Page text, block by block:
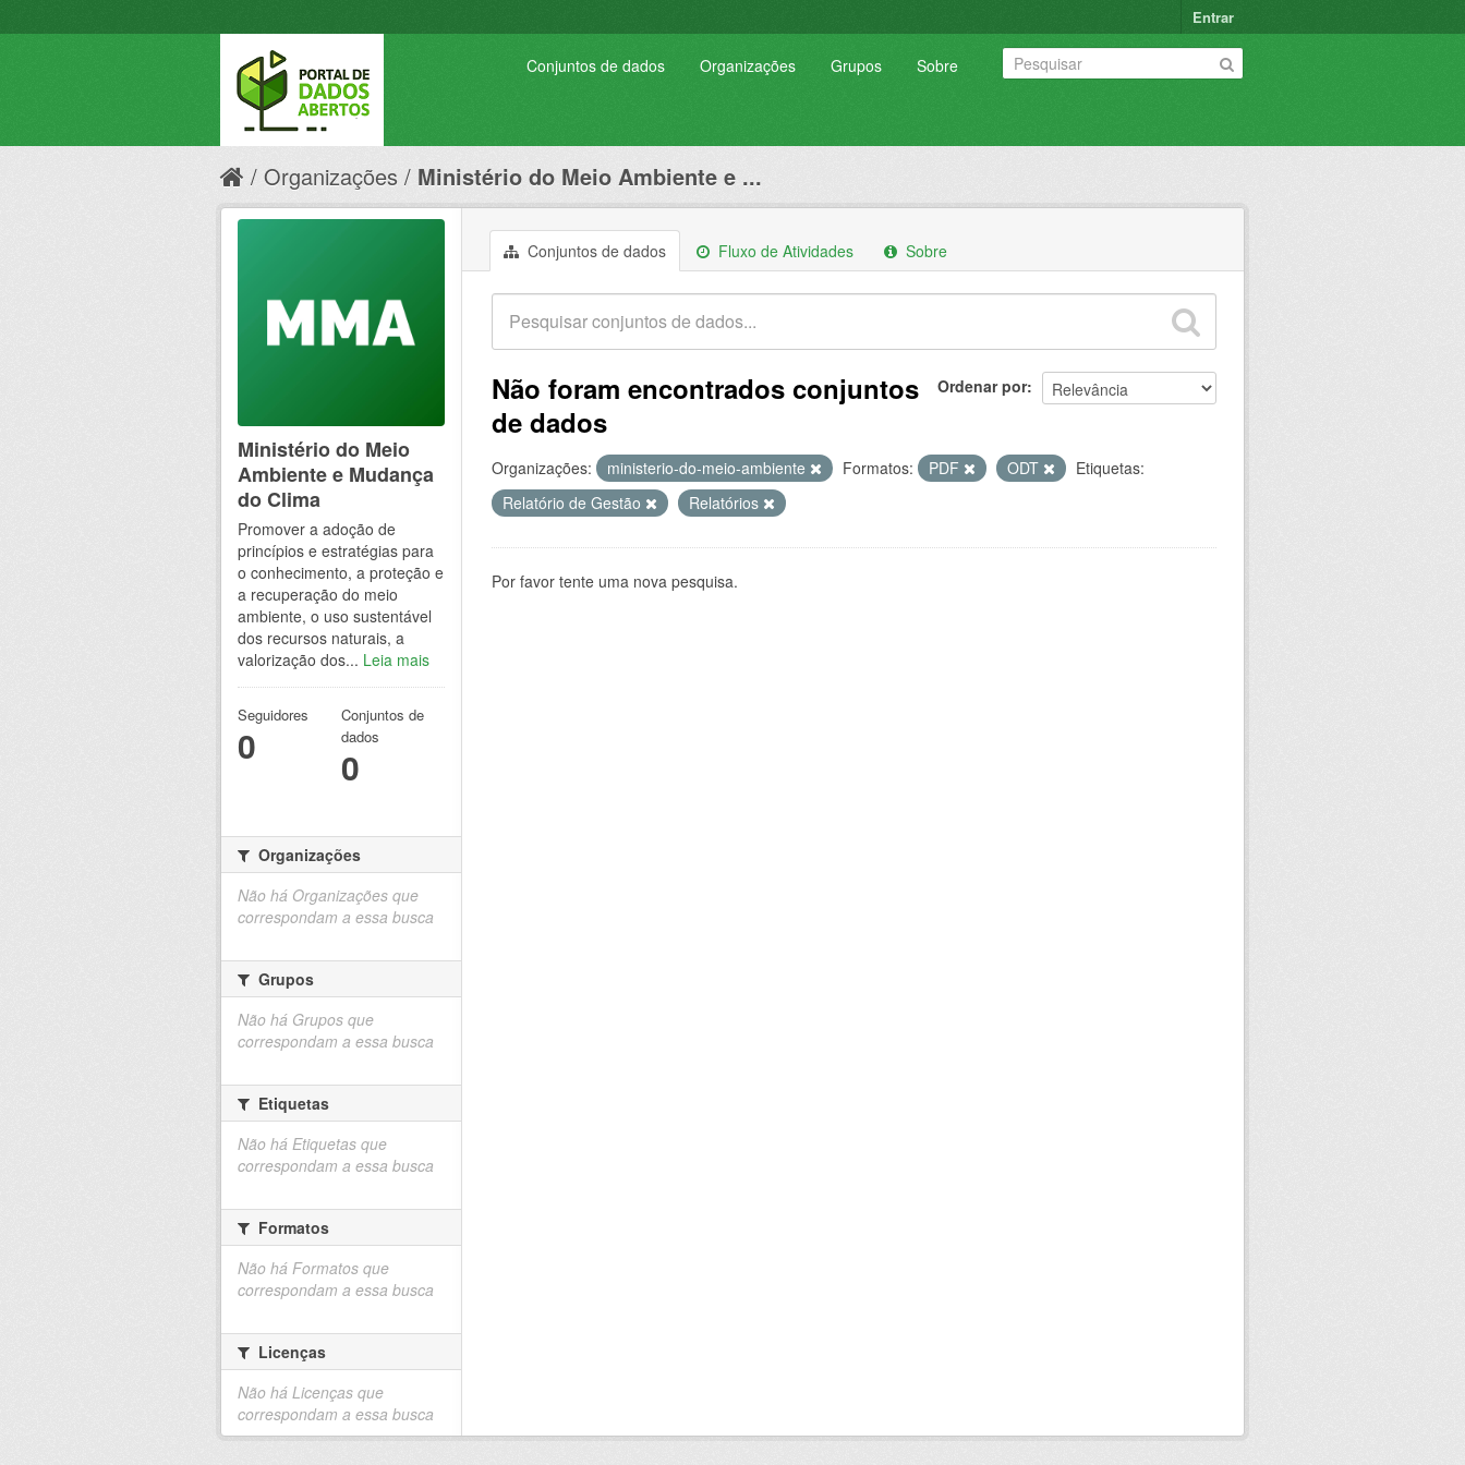
Entrar
Conjuntos de dados Organizações Grupos Sobre
Organizações Ministério do Meio Ambiente e ...
Conjuntos de dados Fluxo de Atividades Sobre
Ordenar por
Não foram encontrados conjuntos
de dados
Organizações: ministerio-do-meio-ambiente Formatos: PDF ODT
Etiquetas:
Relatório de Gestão
Relatórios
Por favor tente uma nova pesquisa.
Ministério do Meio
Ambiente e Mudança
do Clima
Promover a adoção de
princípios e estratégias para
o conhecimento, a proteção e
a recuperação do meio
ambiente, o uso sustentável
dos recursos naturais, a
valorização dos... Leia mais
Seguidores
0
Conjuntos de
dados
0
Organizações
Não há Organizações que
correspondam a essa busca
Grupos
Não há Grupos que
correspondam a essa busca
Etiquetas
Não há Etiquetas que
correspondam a essa busca
Formatos
Não há Formatos que
correspondam a essa busca
Licenças
Não há Licenças que
correspondam a essa busca